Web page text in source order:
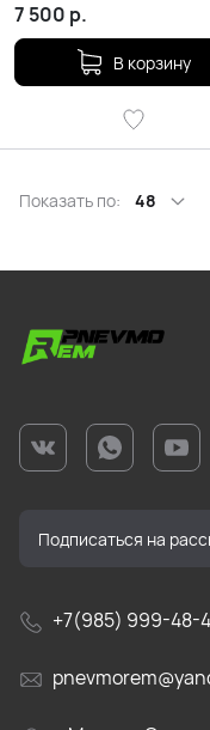
7 500 р.
В корзину
Показать по: 48
+7(985) 999-48-